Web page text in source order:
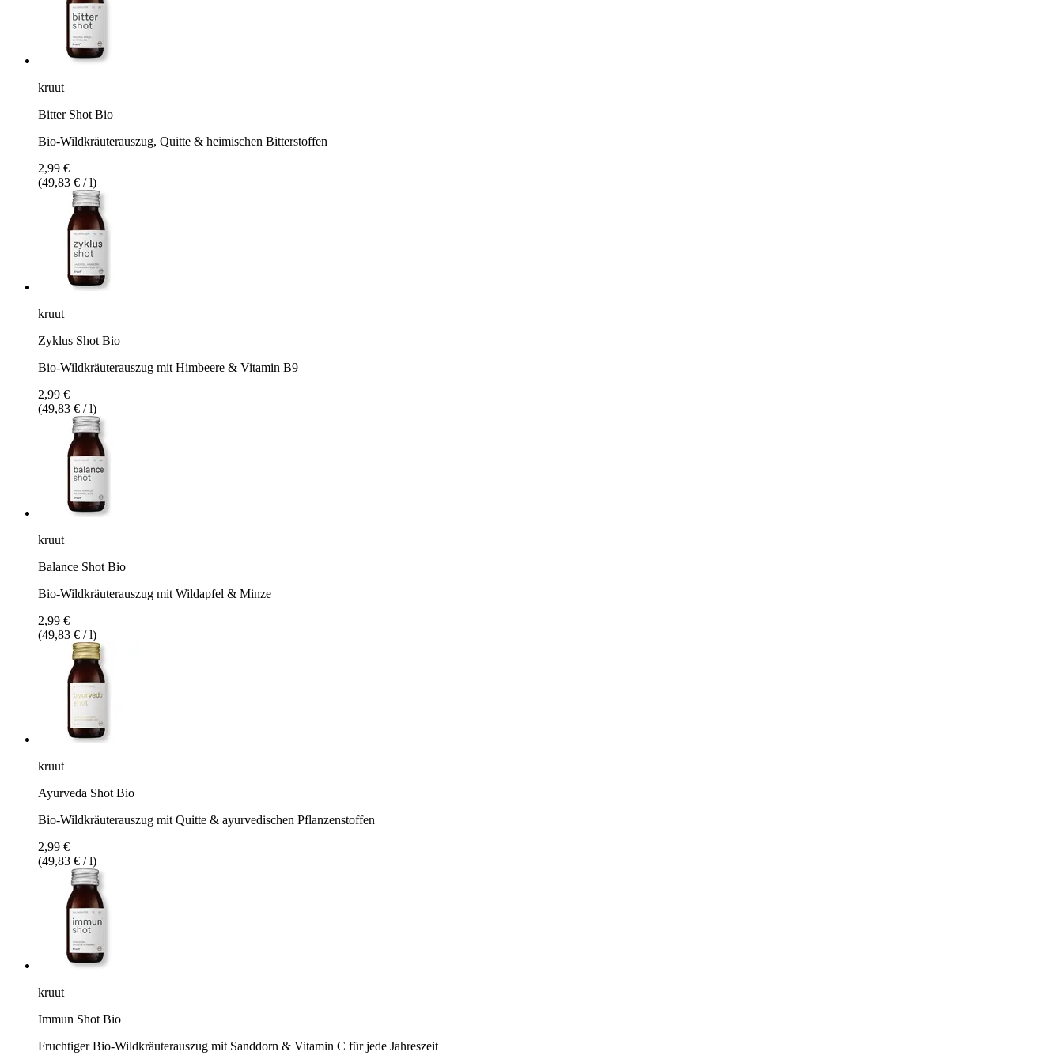
kruut
Bitter Shot Bio
Bio-Wildkräuterauszug, Quitte & heimischen Bitterstoffen
2,99 €
(49,83 € / l)
kruut
Zyklus Shot Bio
Bio-Wildkräuterauszug mit Himbeere & Vitamin B9
2,99 €
(49,83 € / l)
kruut
Balance Shot Bio
Bio-Wildkräuterauszug mit Wildapfel & Minze
2,99 €
(49,83 € / l)
kruut
Ayurveda Shot Bio
Bio-Wildkräuterauszug mit Quitte & ayurvedischen Pflanzenstoffen
2,99 €
(49,83 € / l)
kruut
Immun Shot Bio
Fruchtiger Bio-Wildkräuterauszug mit Sanddorn & Vitamin C für jede Jahreszeit